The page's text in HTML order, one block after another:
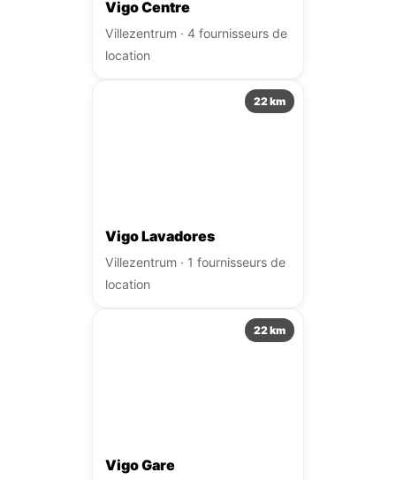
Vigo Centre
Villezentrum · 4 fournisseurs de
location
22 km
Vigo Lavadores
Villezentrum · 1 fournisseurs de
location
22 km
Vigo Gare